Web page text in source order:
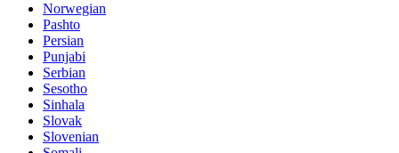
Norwegian
Pashto
Persian
Punjabi
Serbian
Sesotho
Sinhala
Slovak
Slovenian